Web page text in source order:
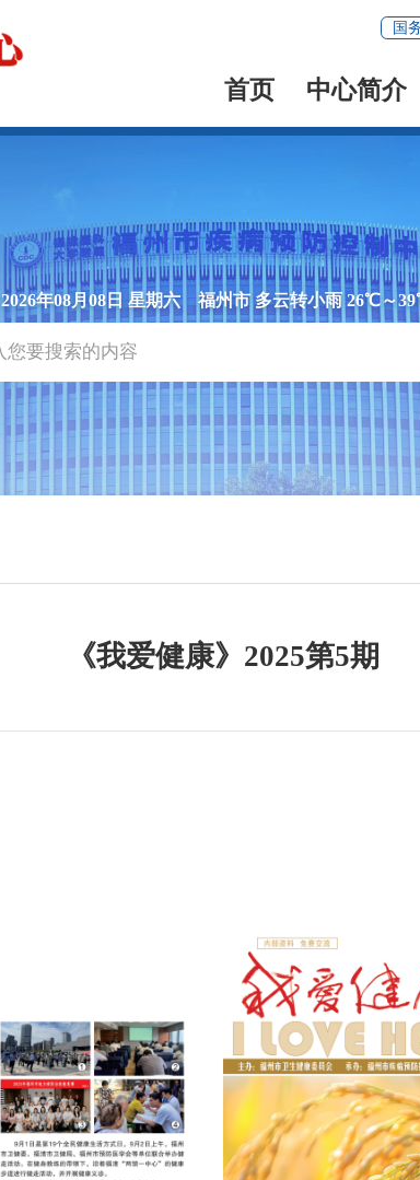
国
首页 中心简介
2026年08月08日 星期六 福州市 多云转小雨 26℃～
《我爱健康》2025第5期